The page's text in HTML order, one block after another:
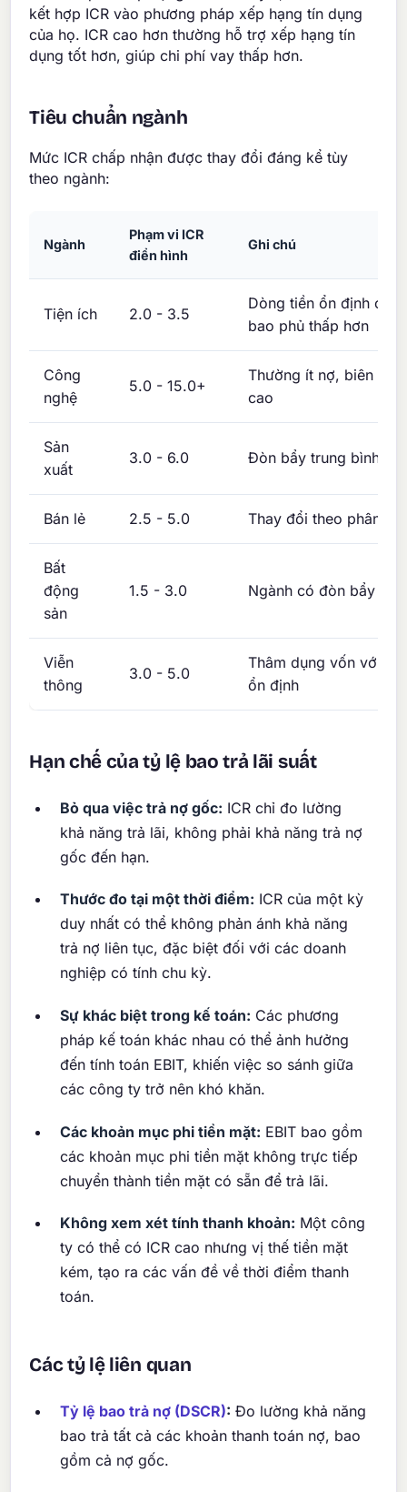
kết hợp ICR vào phương pháp xếp hạng tín dụng
của họ. ICR cao hơn thường hỗ trợ xếp hạng tín
dụng tốt hơn, giúp chi phí vay thấp hơn.
Tiêu chuẩn ngành
Mức ICR chấp nhận được thay đổi đáng kể tùy
theo ngành:
Ngành
Phạm vi ICR
điển hình
Ghi chú
Tiện ích 2.0 - 3.5
Dòng tiền ổn định cho
bao phủ thấp hơn
Công
nghệ
5.0 - 15.0+
Thường ít nợ, biên lợi
cao
Sản
xuất
3.0 - 6.0 Đòn bẩy trung bình
Bán lẻ 2.5 - 5.0 Thay đổi theo phân
Bất
động
sản
1.5 - 3.0 Ngành có đòn bẩy cao
Viễn
thông
3.0 - 5.0
Thâm dụng vốn với
ổn định
Hạn chế của tỷ lệ bao trả lãi suất
Bỏ qua việc trả nợ gốc: ICR chỉ đo lường
khả năng trả lãi, không phải khả năng trả nợ
gốc đến hạn.
Thước đo tại một thời điểm: ICR của một kỳ
duy nhất có thể không phản ánh khả năng
trả nợ liên tục, đặc biệt đối với các doanh
nghiệp có tính chu kỳ.
Sự khác biệt trong kế toán: Các phương
pháp kế toán khác nhau có thể ảnh hưởng
đến tính toán EBIT, khiến việc so sánh giữa
các công ty trở nên khó khăn.
Các khoản mục phi tiền mặt: EBIT bao gồm
các khoản mục phi tiền mặt không trực tiếp
chuyển thành tiền mặt có sẵn để trả lãi.
Không xem xét tính thanh khoản: Một công
ty có thể có ICR cao nhưng vị thế tiền mặt
kém, tạo ra các vấn đề về thời điểm thanh
toán.
Các tỷ lệ liên quan
Tỷ lệ bao trả nợ (DSCR): Đo lường khả năng
bao trả tất cả các khoản thanh toán nợ, bao
gồm cả nợ gốc.